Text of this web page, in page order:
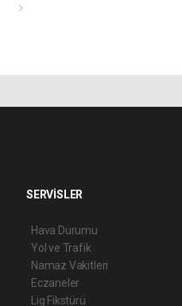
SERVİSLER
Hava Durumu
Yol ve Trafik
Namaz Vakitleri
Eczaneler
Lig Fikstürü